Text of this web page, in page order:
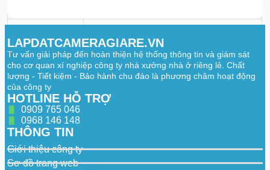
Dimensions of
the DC
connector
Outer diameter: 5.5 mm (0.22 in.) Inner
diameter: 2.1 mm (0.08 in.) Depth: 10.0 mm
(0.39 in.)
Maximum
power
consumption
80 W
PoE budget
Number of PoE
Out ports
4
LAPDATCAMERAGIARE.VN
Tư vấn giải pháp đến hoàn thiện hệ thống thông tin và giám sát
cho cơ quan xí nghiệp công ty nhà xưởng nhà ở riêng lẻ. Chất
lượng - Tiết kiệm - Bảo hành chu đáo là phương châm hoạt động
của công ty
HOTLINE HỖ TRỢ
0909 765 046
0968 146 148
THÔNG TIN
Giới thiệu công ty
Sơ đồ trang web